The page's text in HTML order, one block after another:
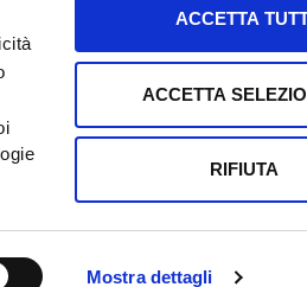
Mostra dettagli
ACCETTA
ACCETTA
RIFIUTA
Tel +
Capitale sociale: Euro 510.000,00 i.v.